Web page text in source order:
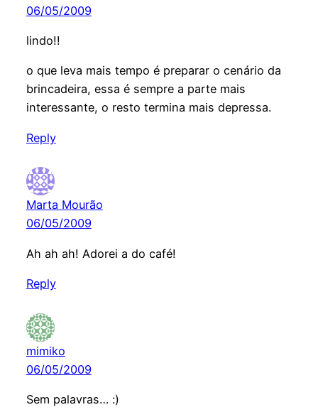
06/05/2009
lindo!!
o que leva mais tempo é preparar o cenário da
brincadeira, essa é sempre a parte mais
interessante, o resto termina mais depressa.
Reply
Marta Mourão
06/05/2009
Ah ah ah! Adorei a do café!
Reply
mimiko
06/05/2009
Sem palavras… :)